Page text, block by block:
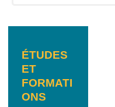
ÉTUDES
ET
FORMATI
ONS
Carnet
pratique –
Gagner en
autonomie
avec le
numérique